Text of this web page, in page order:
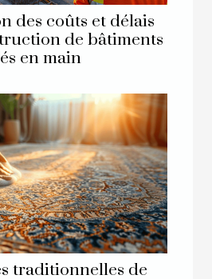
des coûts et délais
de bâtiments
en main
traditionnelles de